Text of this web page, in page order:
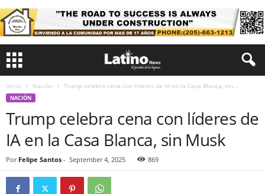
Inicio Nación Trump celebra cena con líderes de IA en la Casa Blanca, sin...
NACIÓN
Trump celebra cena con líderes de
IA en la Casa Blanca, sin Musk
Por Felipe Santos - September 4, 2025 869